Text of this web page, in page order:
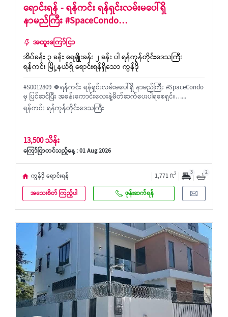
ရောင်းရန် - ရန်ကင်း ရန်ရှင်းလမ်းမပေါ်ရှိ
နာမည်ကြီး #SpaceCondo…
အထူးကြော်ငြာ
အိပ်ခန်း ၃ ခန်း ရေချိုးခန်း ၂ ခန်း ပါ ရန်ကုန်တိုင်းဒေသကြီး
ရန်ကင်း မြို့နယ်ရှိ ရောင်းရန်ရှိသော ကွန်ဒို
#S0012809 🍀ရန်ကင်း ရန်ရှင်းလမ်းမပေါ်ရှိ နာမည်ကြီး #SpaceCondo
မှ ပြင်ဆင်ပြီး အခန်းကောင်းလေးနဲ့မိတ်ဆက်ပေးပါရစေရှင်။…...
ရန်ကင်း ရန်ကုန်တိုင်းဒေသကြီး
13,500 သိန်း
ကြော်ငြာတင်သည့်နေ့ : 01 Aug 2026
ကွန်ဒို ရောင်းရန် 1,771 ft2 3 2
အသေးစိတ် ကြည့်ပါ ဖုန်းဆက်ရန်